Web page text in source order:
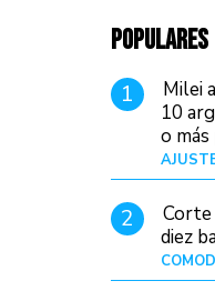
POPULARES
1
Milei
10
o
2
Corte
diez